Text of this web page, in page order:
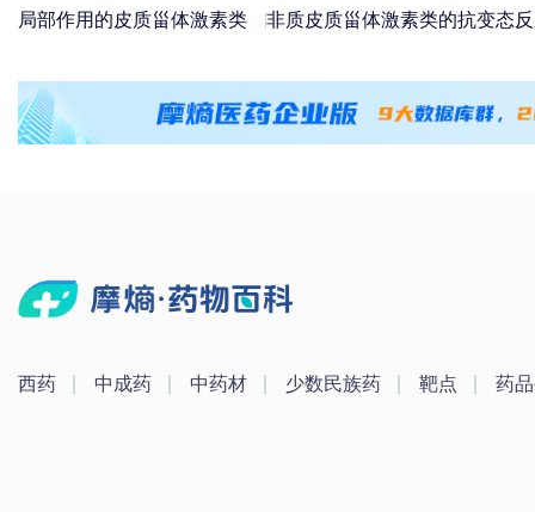
局部作用的皮质甾体激素类 非质皮质甾体激素类的抗变态
西药 中成药 中药材 少数民族药 靶点 药